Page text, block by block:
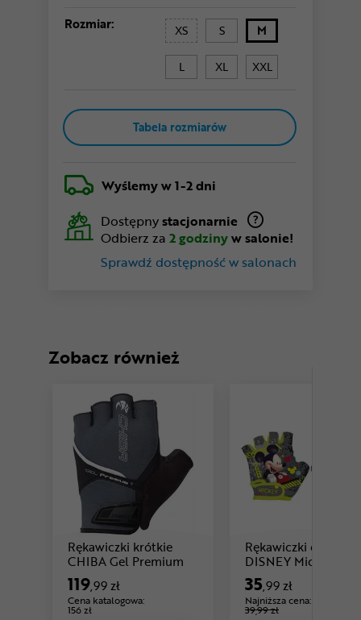
Rozmiar: XS S M
L XL XXL
Tabela rozmiarów
Wyślemyw 1-2 dni
Dostępnystacjonarnie
Odbierz za 2 godzinyw salonie!
Sprawdź dostępność w salonach
Zobacz również
Rękawiczki krótkie
CHIBA Gel Premium
Cena: 119 ,99 zł
119,99 zł
Cena katalogowa:
156 zł
Rękawiczki
DISNEY Mickey
35,99 zł
Najniższa cena:
39,99 zł